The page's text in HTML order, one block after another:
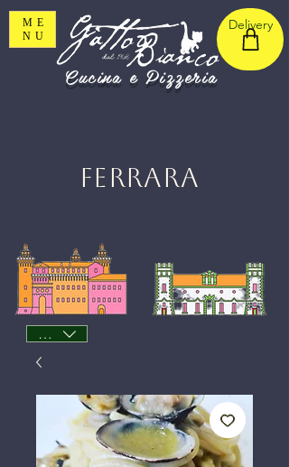
ME
NU
Cucina e Pizzeria
Delivery
Ferrara
EUR (€)